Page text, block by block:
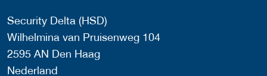
Security Delta (HSD)
Wilhelmina van Pruisenweg 104
2595 AN Den Haag
Nederland